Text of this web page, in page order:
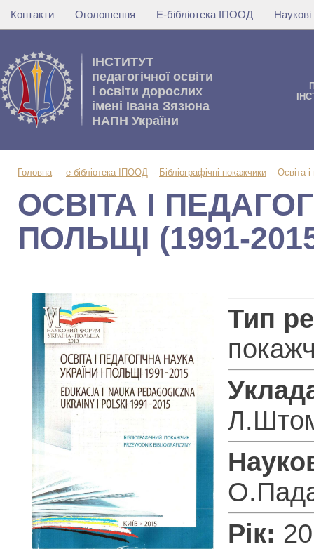
Контакти Оголошення Е-бібліотека ІПООД
IНСТИТУТ
педагогічної освіти
i освiти дорослих
імені Івана Зязюна
НАПН України
Головна- е-бібліотека ІПООД - Бібліографічні покажчики - Освіта
ОСВІТА І
ПОЛЬЩІ (1991-
Тип
Рік: